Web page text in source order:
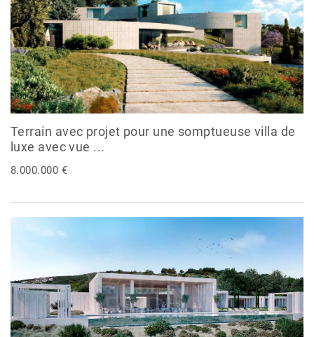
Terrain avec projet pour une somptueuse villa de
luxe avec vue ...
8.000.000 €